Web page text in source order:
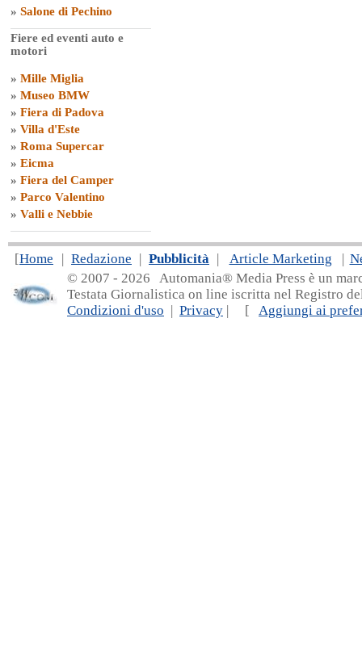
» Salone di Pechino
Fiere ed eventi auto e
motori
» Mille Miglia
» Museo BMW
» Fiera di Padova
» Villa d'Este
» Roma Supercar
» Eicma
» Fiera del Camper
» Parco Valentino
» Valli e Nebbie
[Home | Redazione | Pubblicità | Article Marketing |
© 2007 - 2026 Automania® Media Press è un
Testata Giornalistica on line iscritta nel Registro
Condizioni d'uso | Privacy | [ Aggiungi ai